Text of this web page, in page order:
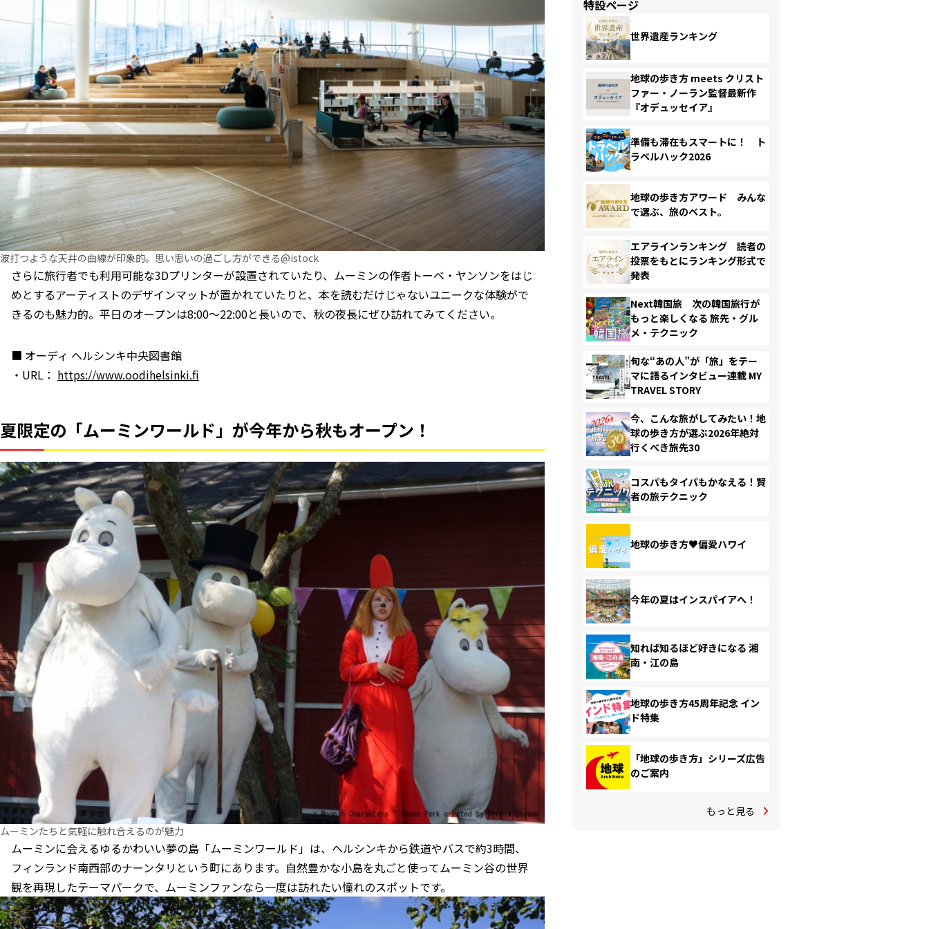
波打つような天井の曲線が印象的。思い思いの過ごし方ができる@istock
さらに旅行者でも利用可能な3Dプリンターが設置されていたり、ムーミンの作者トーベ・ヤンソンをはじ
めとするアーティストのデザインマットが置かれていたりと、本を読むだけじゃないユニークな体験がで
きるのも魅力的。平日のオープンは8:00〜22:00と長いので、秋の夜長にぜひ訪れてみてください。
■ オーディ ヘルシンキ中央図書館
・URL： https://www.oodihelsinki.fi
夏限定の「ムーミンワールド」が今年から秋もオープン！
ムーミンたちと気軽に触れ合えるのが魅力
ムーミンに会えるゆるかわいい夢の島「ムーミンワールド」は、ヘルシンキから鉄道やバスで約3時間、
フィンランド南西部のナーンタリという町にあります。自然豊かな小島を丸ごと使ってムーミン谷の世界
観を再現したテーマパークで、ムーミンファンなら一度は訪れたい憧れのスポットです。
特設ページ
世界遺産ランキング
地球の歩き方 meets クリスト
ファー・ノーラン監督最新作
『オデュッセイア』
準備も滞在もスマートに！ ト
ラベルハック2026
地球の歩き方アワード みんな
で選ぶ、旅のベスト。
エアラインランキング 読者の
投票をもとにランキング形式で
発表
Next韓国旅 次の韓国旅行が
もっと楽しくなる 旅先・グル
メ・テクニック
旬な“あの人”が「旅」をテー
マに語るインタビュー連載 MY
TRAVEL STORY
今、こんな旅がしてみたい！地
球の歩き方が選ぶ2026年絶対
行くべき旅先30
コスパもタイパもかなえる！賢
者の旅テクニック
地球の歩き方♥偏愛ハワイ
今年の夏はインスパイアへ！
知れば知るほど好きになる 湘
南・江の島
地球の歩き方45周年記念 イン
ド特集
「地球の歩き方」シリーズ広告
のご案内
もっと見る